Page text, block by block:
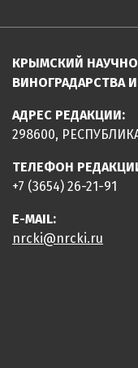
КРЫМСКИЙ
ВИНОГРАДАРСТВА
АДРЕС РЕДАКЦИИ:
298600,
ТЕЛЕФОН
+7 (3654) 26-21-91
E-MAIL:
nrcki@nrcki.ru